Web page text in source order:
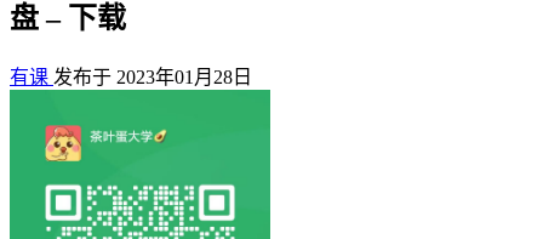
盘 – 下载
有课 发布于 2023年01月28日